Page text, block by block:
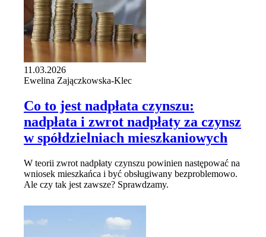
11.03.2026
Ewelina Zajączkowska-Klec
Co to jest nadpłata czynszu:
nadpłata i zwrot nadpłaty za czynsz
w spółdzielniach mieszkaniowych
W teorii zwrot nadpłaty czynszu powinien następować na
wniosek mieszkańca i być obsługiwany bezproblemowo.
Ale czy tak jest zawsze? Sprawdzamy.